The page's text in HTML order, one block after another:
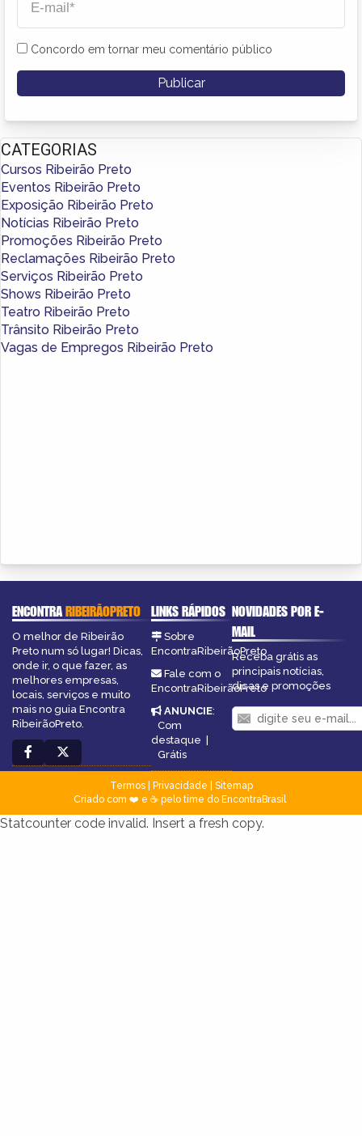
Concordo em tornar meu comentário público
CATEGORIAS
Cursos Ribeirão Preto
Eventos Ribeirão Preto
Exposição Ribeirão Preto
Notícias Ribeirão Preto
Promoções Ribeirão Preto
Reclamações Ribeirão Preto
Serviços Ribeirão Preto
Shows Ribeirão Preto
Teatro Ribeirão Preto
Trânsito Ribeirão Preto
Vagas de Empregos Ribeirão Preto
ENCONTRARIBEIRÃOPRETO
O melhor de Ribeirão
Preto num só lugar! Dicas,
onde ir, o que fazer, as
melhores empresas,
locais, serviços e muito
mais no guia Encontra
RibeirãoPreto.
LINKS RÁPIDOS
Sobre
EncontraRibeirãoPreto
Fale com o
EncontraRibeirãoPreto
ANUNCIE:
Com
destaque
Grátis
NOVIDADES POR E-
MAIL
Receba grátis as
principais notícias,
dicas e promoções
Termos| Privacidade
Sitemap
Criado com ❤️ e ☕ pelo time do EncontraBrasil
Statcounter code invalid. Insert a fresh copy.